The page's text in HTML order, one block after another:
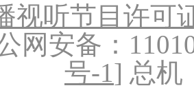
视听节目许可
网安备：
号-1] 总机